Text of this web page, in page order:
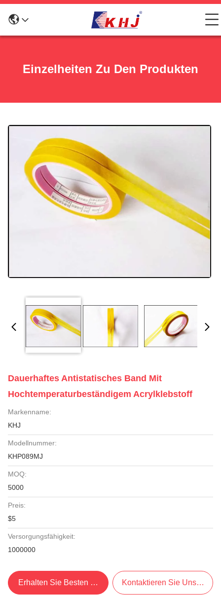
Einzelheiten Zu Den Produkten
Dauerhaftes Antistatisches Band Mit
Hochtemperaturbeständigem Acrylklebstoff
Markenname:
KHJ
Modellnummer:
KHP089MJ
MOQ:
5000
Preis:
$5
Versorgungsfähigkeit:
1000000
Erhalten Sie Besten Preis Kontaktieren Sie Uns Jetzt